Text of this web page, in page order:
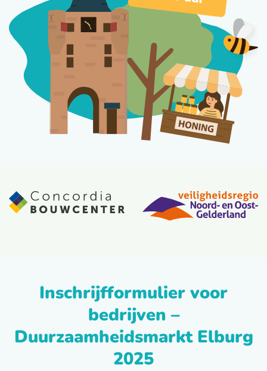
Inschrijfformulier voor
bedrijven –
Duurzaamheidsmarkt Elburg
2025